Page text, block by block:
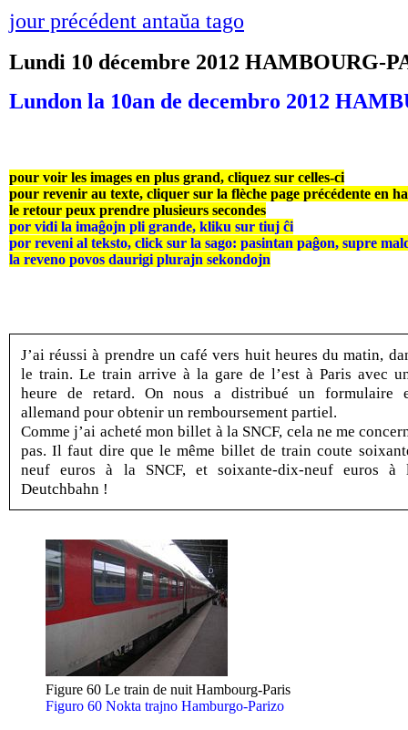
jour précédent antaŭa tago
Lundi 10 décembre 2012 HAMBOURG-
Lundon la 10an de decembro 2012
pour voir les images en plus grand, cliquez sur celles-ci
pour revenir au texte, cliquer sur la flèche page précédente en
le retour peux prendre plusieurs secondes
por vidi la imaĝojn pli grande, kliku sur tiuj ĉi
por reveni al teksto, click sur la sago: pasintan paĝon, supre
la reveno povos daurigi plurajn sekondojn
J’ai réussi à prendre un café vers huit heures du matin,
le train. Le train arrive à la gare de l’est à Paris avec
heure de retard. On nous a distribué un formulaire
allemand pour obtenir un remboursement partiel.
Comme j’ai acheté mon billet à la SNCF, cela ne me
pas. Il faut dire que le même billet de train coute
neuf euros à la SNCF, et soixante-dix-neuf euros à
Deutchbahn !
Figure 60 Le train de nuit Hambourg-Paris
Figuro 60 Nokta trajno Hamburgo-Parizo